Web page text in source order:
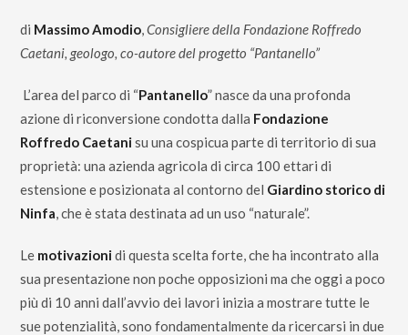
di Massimo Amodio,Consigliere della Fondazione Roffredo
Caetani,geologo, co-autore del progetto “Pantanello”
L’area del parco di “Pantanello” nasce da una profonda
azione di riconversione condotta dalla Fondazione
Roffredo Caetanisu una cospicua parte di territorio di sua
proprietà: una azienda agricola di circa 100 ettari di
estensione e posizionata al contorno del Giardino storico di
Ninfa, che è stata destinata ad un uso “naturale”.
Le motivazionidi questa scelta forte, che ha incontrato alla
sua presentazione non poche opposizioni ma che oggi a poco
più di 10 anni dall’avvio dei lavori inizia a mostrare tutte le
sue potenzialità, sono fondamentalmente da ricercarsi in due